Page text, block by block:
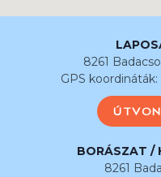
8261
GPS koordináták:
BORÁSZAT /
8261